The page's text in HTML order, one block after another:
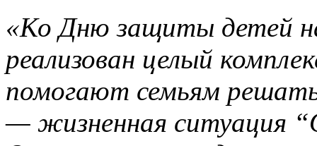
«Ко Дню защиты детей
реализован целый
помогают семьям
— жизненная ситуация